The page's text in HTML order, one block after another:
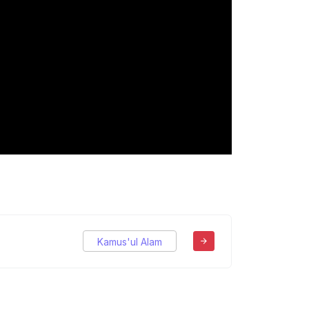
Kamus'ul Alam